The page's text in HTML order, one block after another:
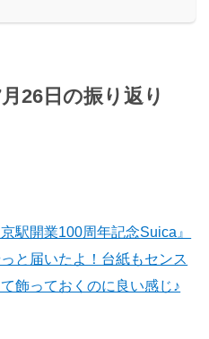
26日の振り返り
京駅開業100周年記念Suica』
と届いたよ！台紙もセンス
飾っておくのに良い感じ♪